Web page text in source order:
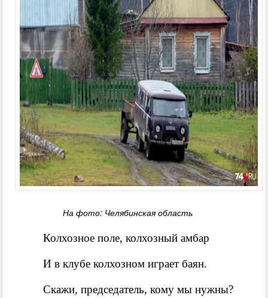
На фото: Челябинская область
Колхозное поле, колхозный амбар
И в клубе колхозном играет баян.
Скажи, председатель, кому мы нужны?